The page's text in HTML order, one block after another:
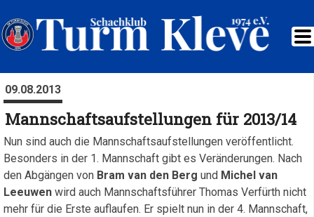
09.08.2013
Mannschaftsaufstellungen für 2013/14
Nun sind auch die Mannschaftsaufstellungen veröffentlicht.
Besonders in der 1. Mannschaft gibt es Veränderungen. Nach
den Abgängen von Bram van den Berg und Michel van
Leeuwen wird auch Mannschaftsführer Thomas Verfürth nicht
mehr für die Erste auflaufen. Er spielt nun in der 4. Mannschaft,